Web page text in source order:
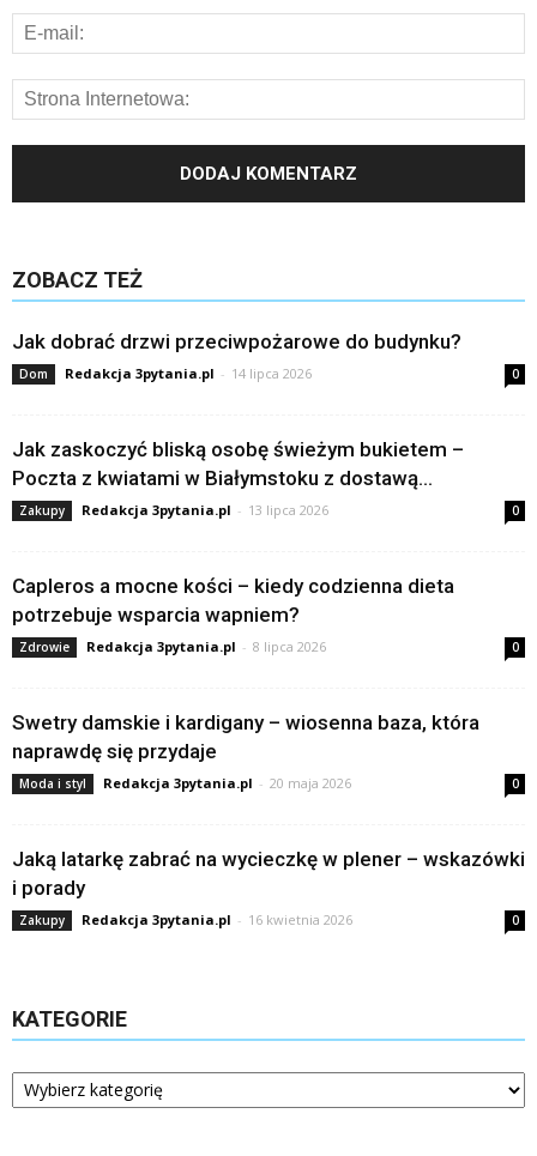
ZOBACZ TEŻ
Jak dobrać drzwi przeciwpożarowe do budynku?
Dom Redakcja 3pytania.pl - 14 lipca 2026 0
Jak zaskoczyć bliską osobę świeżym bukietem –
Poczta z kwiatami w Białymstoku z dostawą...
Zakupy Redakcja 3pytania.pl - 13 lipca 2026 0
Capleros a mocne kości – kiedy codzienna dieta
potrzebuje wsparcia wapniem?
Zdrowie Redakcja 3pytania.pl - 8 lipca 2026 0
Swetry damskie i kardigany – wiosenna baza, która
naprawdę się przydaje
Moda i styl Redakcja 3pytania.pl - 20 maja 2026 0
Jaką latarkę zabrać na wycieczkę w plener – wskazówki
i porady
Zakupy Redakcja 3pytania.pl - 16 kwietnia 2026 0
KATEGORIE
Kategorie